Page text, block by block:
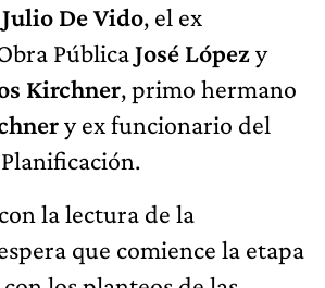
Julio De Vido, el ex
PúblicaJosé Lópezy
Kirchner, primo hermano
y ex funcionario del
la lectura de la
que comience la etapa